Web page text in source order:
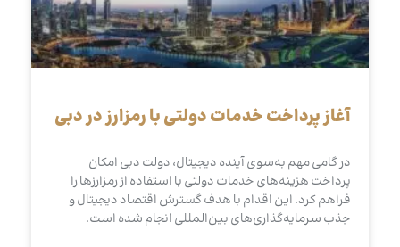
آغاز پرداخت خدمات دولتی با رمزارز در دبی
در گامی مهم به‌سوی آینده دیجیتال، دولت دبی امکان
پرداخت هزینه‌های خدمات دولتی با استفاده از رمزارزها را
فراهم کرد. این اقدام با هدف گسترش اقتصاد دیجیتال و
جذب سرمایه‌گذاری‌های بین‌المللی انجام شده است.